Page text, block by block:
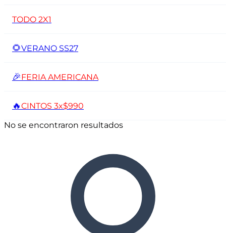
TODO 2X1
🌻VERANO SS27
🎉FERIA AMERICANA
🔥CINTOS 3x$990
No se encontraron resultados